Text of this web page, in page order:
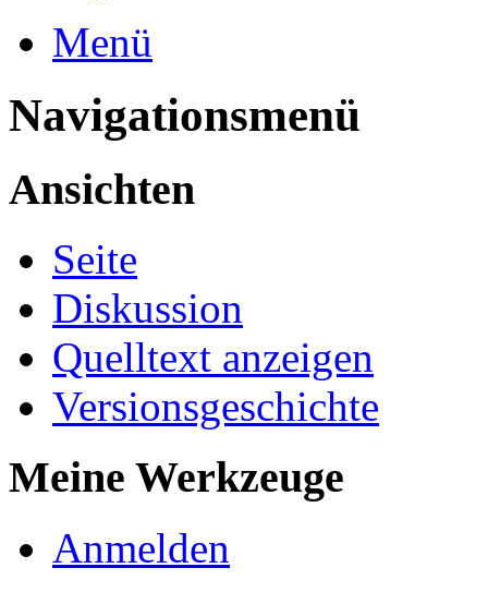
Menü
Navigationsmenü
Ansichten
Seite
Diskussion
Quelltext anzeigen
Versionsgeschichte
Meine Werkzeuge
Anmelden